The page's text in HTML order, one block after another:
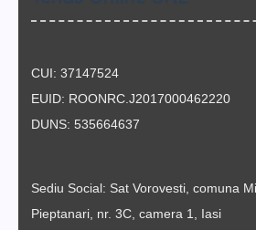
CUI: 37147524
EUID: ROONRC.J2017000462220
DUNS: 535664637
Sediu Social: Sat Vorovesti, comuna
Pieptanari, nr. 3C, camera 1, Iasi